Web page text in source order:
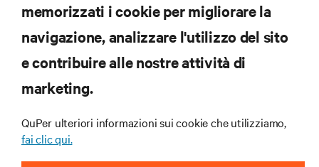
Iscriviti per scoprire le ultime tendenze
tecnologiche
Ricevi aggiornamenti regolari sugli argomenti più
importanti del settore, con le discussioni più recenti
e gli approfondimenti degli esperti sulla gestione di
memorizzati i cookie per migliorare la
navigazione, analizzare l'utilizzo del sito
e contribuire alle nostre attività di
marketing.
QuPer ulteriori informazioni sui cookie che utilizziamo,
fai clic qui.